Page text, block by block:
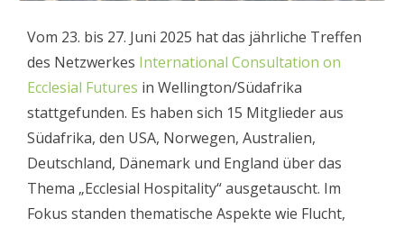
Vom 23. bis 27. Juni 2025 hat das jährliche Treffen
des Netzwerkes International Consultation on
Ecclesial Futures in Wellington/Südafrika
stattgefunden. Es haben sich 15 Mitglieder aus
Südafrika, den USA, Norwegen, Australien,
Deutschland, Dänemark und England über das
Thema „Ecclesial Hospitality“ ausgetauscht. Im
Fokus standen thematische Aspekte wie Flucht,